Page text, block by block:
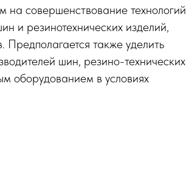
на совершенствование технологий
и резинотехнических изделий,
также уделить
шин, резино-технических
оборудованием в условиях